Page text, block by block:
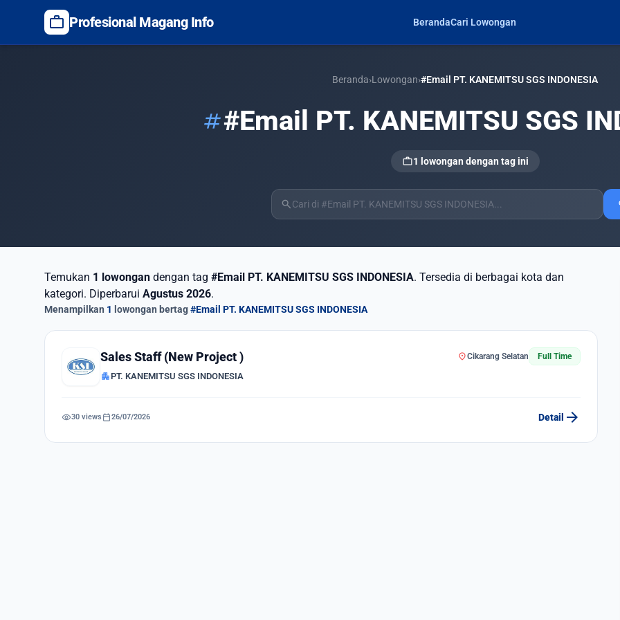
work Profesional Magang Info BerandaCari Lowongan
Beranda›Lowongan›#Email PT. KANEMITSU SGS INDONESIA
tag#Email PT. KANEMITSU SGS
work1 lowongan dengan tag ini
search
Temukan 1 lowongan dengan tag #Email PT. KANEMITSU SGS INDONESIA. Tersedia di berbagai kota dan
kategori. Diperbarui Agustus 2026.
Menampilkan 1 lowongan bertag#Email PT. KANEMITSU SGS INDONESIA
Sales Staff (New Project )
apartmentPT. KANEMITSU SGS INDONESIA
location_onCikarang Selatan Full Time
visibility30 views calendar_today26/07/2026 Detail arrow_forward